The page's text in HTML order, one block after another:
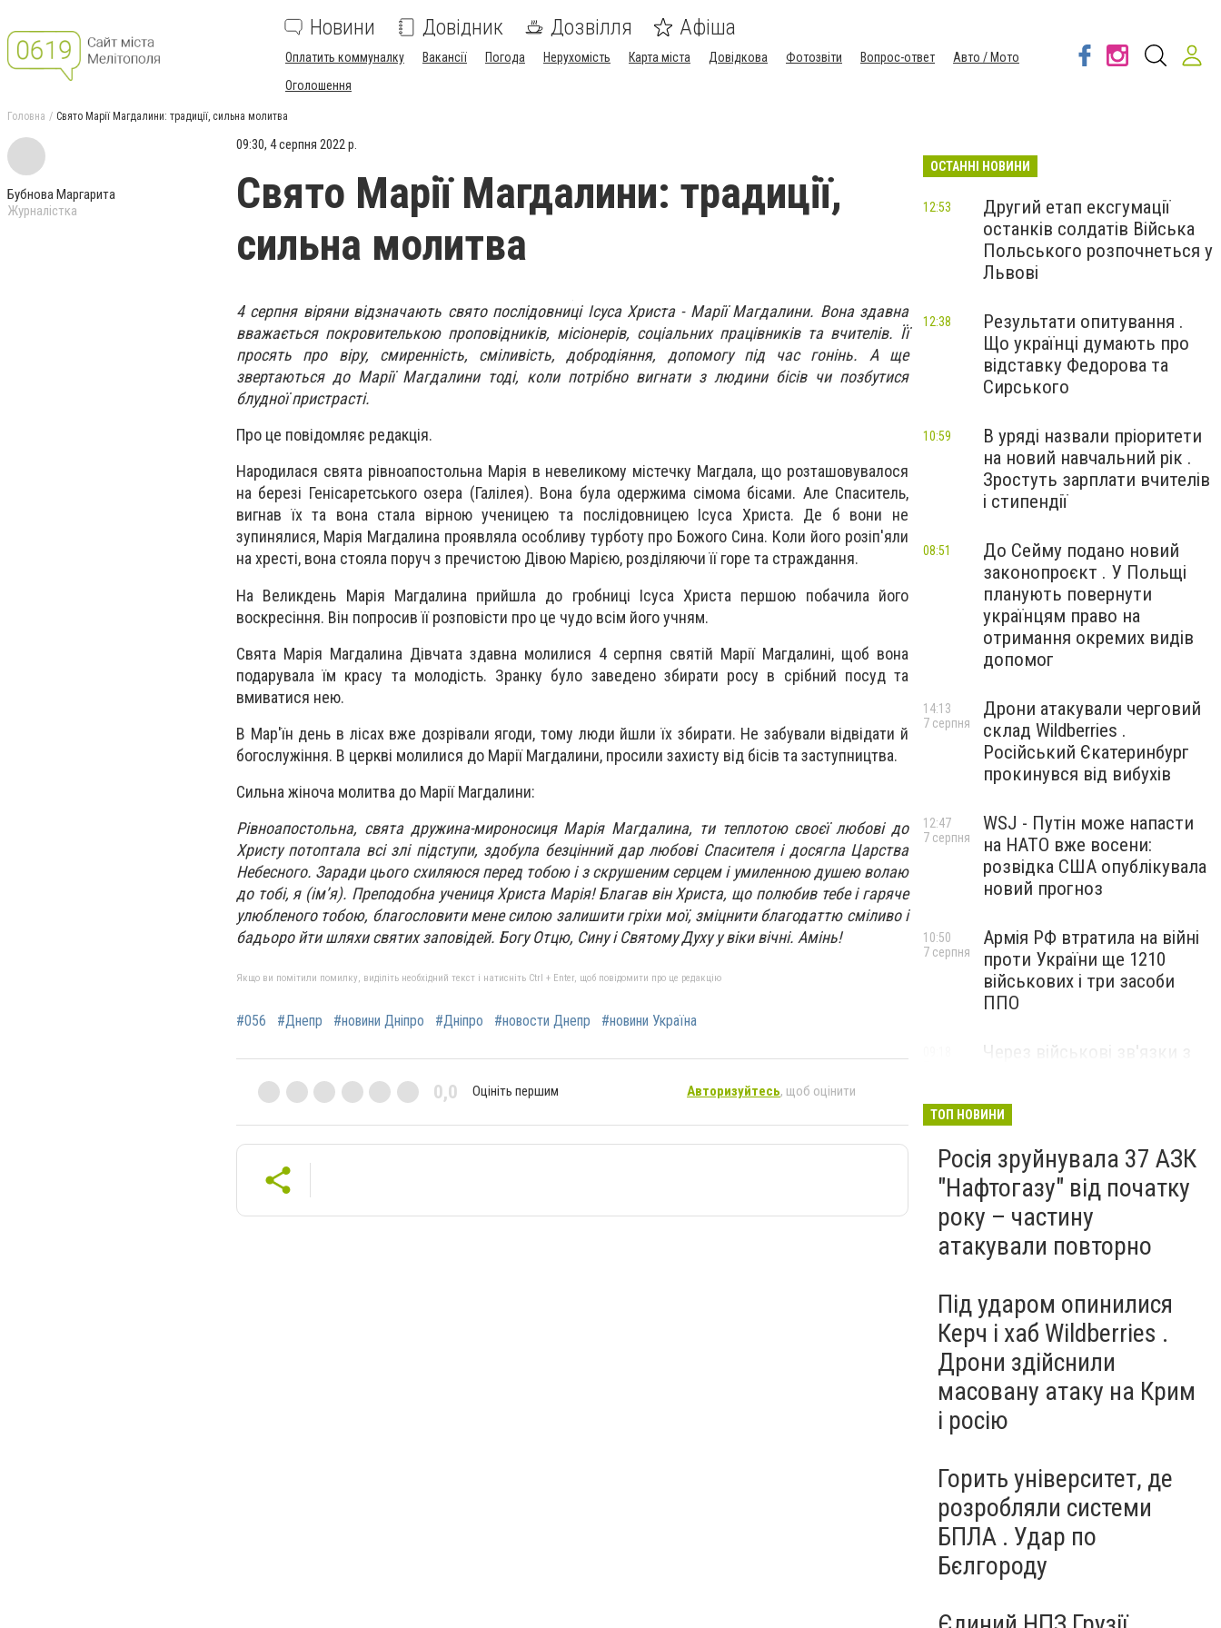
Новини Довідник Дозвілля Афіша
Оплатить коммуналку Вакансії Погода Нерухомість Карта міста Довідкова Фотозвіти Вопрос-ответ
Авто / Мото
Оголошення
Головна Свято Марії Магдалини: традиції, сильна молитва
Бубнова Маргарита
Журналістка
09:30, 4 серпня 2022 р.
Свято Марії Магдалини: традиції,
сильна молитва
4 серпня віряни відзначають свято послідовниці Ісуса Христа - Марії Магдалини. Вона здавна
вважається покровителькою проповідників, місіонерів, соціальних працівників та вчителів. Її
просять про віру, смиренність, сміливість, добродіяння, допомогу під час гонінь. А ще
звертаються до Марії Магдалини тоді, коли потрібно вигнати з людини бісів чи позбутися
блудної пристрасті.
Про це повідомляє редакція.
Народилася свята рівноапостольна Марія в невеликому містечку Магдала, що розташовувалося
на березі Генісаретського озера (Галілея). Вона була одержима сімома бісами. Але Спаситель,
вигнав їх та вона стала вірною ученицею та послідовницею Ісуса Христа. Де б вони не
зупинялися, Марія Магдалина проявляла особливу турботу про Божого Сина. Коли його розіп'яли
на хресті, вона стояла поруч з пречистою Дівою Марією, розділяючи її горе та страждання.
На Великдень Марія Магдалина прийшла до гробниці Ісуса Христа першою побачила його
воскресіння. Він попросив її розповісти про це чудо всім його учням.
Свята Марія Магдалина Дівчата здавна молилися 4 серпня святій Марії Магдалині, щоб вона
подарувала їм красу та молодість. Зранку було заведено збирати росу в срібний посуд та
вмиватися нею.
В Мар'їн день в лісах вже дозрівали ягоди, тому люди йшли їх збирати. Не забували відвідати й
богослужіння. В церкві молилися до Марії Магдалини, просили захисту від бісів та заступництва.
Сильна жіноча молитва до Марії Магдалини:
Рівноапостольна, свята дружина-мироносиця Марія Магдалина, ти теплотою своєї любові до
Христу потоптала всі злі підступи, здобула безцінний дар любові Спасителя і досягла Царства
Небесного. Заради цього схиляюся перед тобою і з скрушеним серцем і умиленною душею волаю
до тобі, я (ім’я). Преподобна учениця Христа Марія! Благав він Христа, що полюбив тебе і гаряче
улюбленого тобою, благословити мене силою залишити гріхи мої, зміцнити благодаттю сміливо і
бадьоро йти шляхи святих заповідей. Богу Отцю, Сину і Святому Духу у віки вічні. Амінь!
Якщо ви помітили помилку, виділіть необхідний текст і натисніть Ctrl + Enter, щоб повідомити про це редакцію
#056 #Днепр #новини Дніпро #Дніпро #новости Днепр #новини Україна
0,0 Оцініть першим Авторизуйтесь, щоб оцінити
ОСТАННІ НОВИНИ
Другий етап ексгумації
останків солдатів Війська
Польського розпочнеться у
Львові
12:53
Результати опитування .
Що українці думають про
відставку Федорова та
Сирського
12:38
В уряді назвали пріоритети
на новий навчальний рік .
Зростуть зарплати вчителів
і стипендії
10:59
До Сейму подано новий
законопроєкт . У Польщі
планують повернути
українцям право на
отримання окремих видів
допомог
08:51
Дрони атакували черговий
склад Wildberries .
Російський Єкатеринбург
прокинувся від вибухів
14:13
7 серпня
WSJ - Путін може напасти
на НАТО вже восени:
розвідка США опублікувала
новий прогноз
12:47
7 серпня
Армія РФ втратила на війні
проти України ще 1210
військових і три засоби
ППО
10:50
7 серпня
Через військові зв'язки з
Куби
ТОП НОВИНИ
Росія зруйнувала 37 АЗК
"Нафтогазу" від початку
року – частину
атакували повторно
Під ударом опинилися
Керч і хаб Wildberries .
Дрони здійснили
масовану атаку на Крим
і росію
Горить університет, де
розробляли системи
БПЛА . Удар по
Бєлгороду